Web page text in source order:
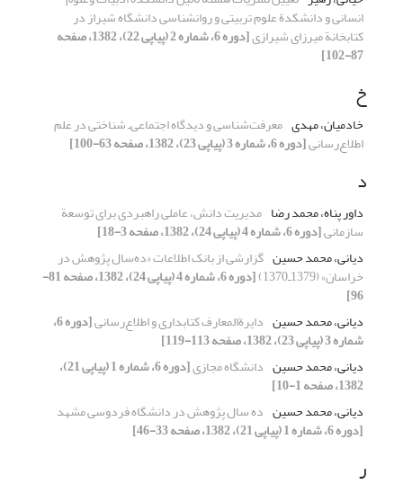
انسانی و دانشکدة علوم تربیتی و روانشناسی دانشگاه شیراز در
کتابخانة میرزای شیرازی [دوره 6، شماره 2 (پیاپی 22)، 1382، صفحه
87-102]
خ
خادمیان، مهدی معرفت‌شناسی و دیدگاه اجتماعی‌ـ شناختی در علم
اطلاع‌رسانی[دوره 6، شماره 3 (پیاپی 23)، 1382، صفحه 63-100]
د
داور پناه، محمد رضا مدیریت دانش، عاملی راهبردی برای توسعة
سازمانی[دوره 6، شماره 4 (پیاپی 24)، 1382، صفحه 3-18]
دیانی، محمد حسین گزارشی از بانک اطلاعات «ده‌سال پژوهش در
خراسان» (1379ـ1370) [دوره 6، شماره 4 (پیاپی 24)، 1382، صفحه 81-
96]
دیانی، محمد حسین دایرة‌المعارف کتابداری و اطلاع‌رسانی [دوره 6،
شماره 3 (پیاپی 23)، 1382، صفحه 113-119]
دیانی، محمد حسین دانشگاه مجازی [دوره 6، شماره 1 (پیاپی 21)،
1382، صفحه 1-10]
دیانی، محمد حسین د‌ه سال پژوهش در دانشگاه فردوسی مشهد
[دوره 6، شماره 1 (پیاپی 21)، 1382، صفحه 33-46]
ر